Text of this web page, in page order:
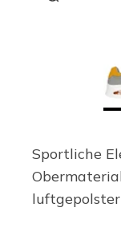
Sportliche